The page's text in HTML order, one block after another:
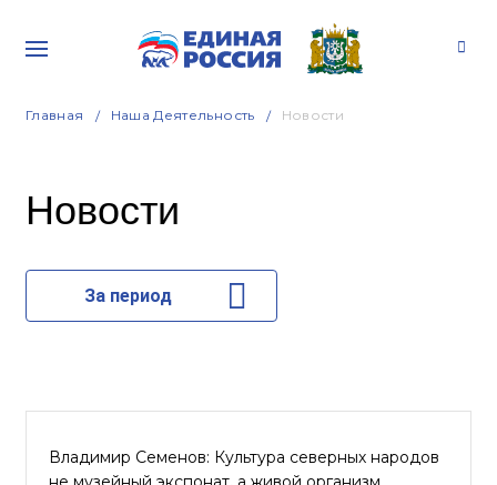
Главная Наша Деятельность Новости
Новости
За период
Владимир Семенов: Культура северных народов